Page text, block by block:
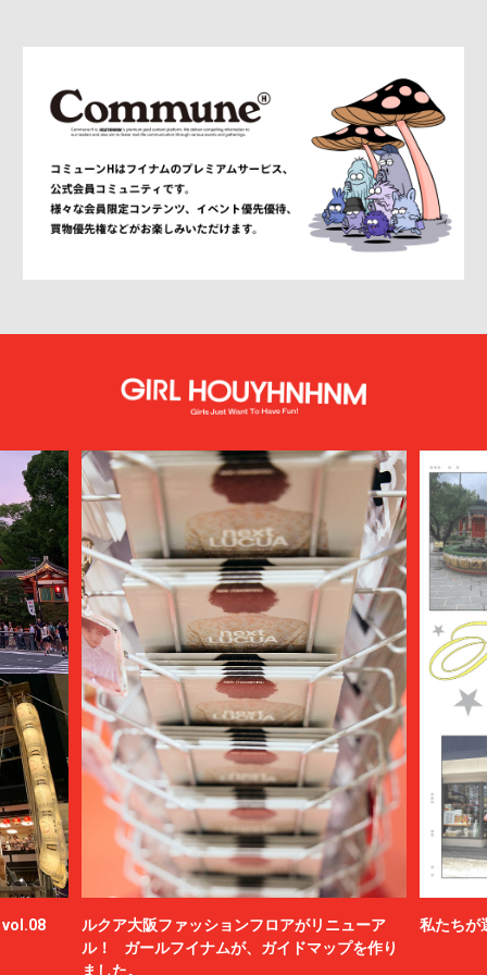
vol.08
ルクア大阪ファッションフロアがリニューア
ル！ ガールフイナムが、ガイドマップを作り
ました。
私たちが